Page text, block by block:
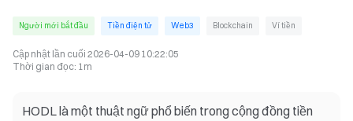
Người mới bắt đầu Tiền điện tử Web3 Blockchain Ví tiền
Cập nhật lần cuối 2026-04-09 10:22:05
Thời gian đọc: 1m
HODL là một thuật ngữ phổ biến trong cộng đồng tiền